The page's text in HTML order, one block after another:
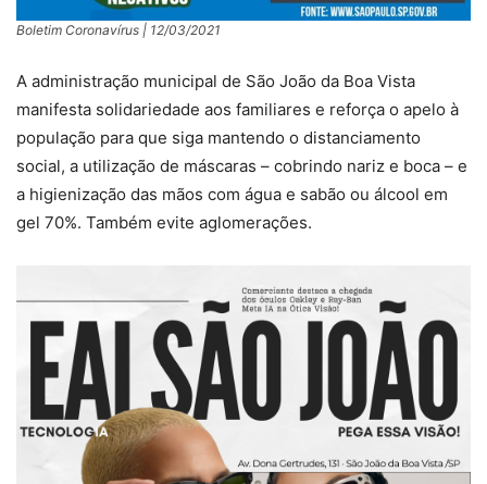
Boletim Coronavírus | 12/03/2021
A administração municipal de São João da Boa Vista
manifesta solidariedade aos familiares e reforça o apelo à
população para que siga mantendo o distanciamento
social, a utilização de máscaras – cobrindo nariz e boca – e
a higienização das mãos com água e sabão ou álcool em
gel 70%. Também evite aglomerações.